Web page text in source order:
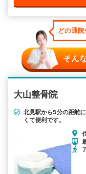
どの通
そん
大山整骨院
北見駅から5分の距離
くて便利です。